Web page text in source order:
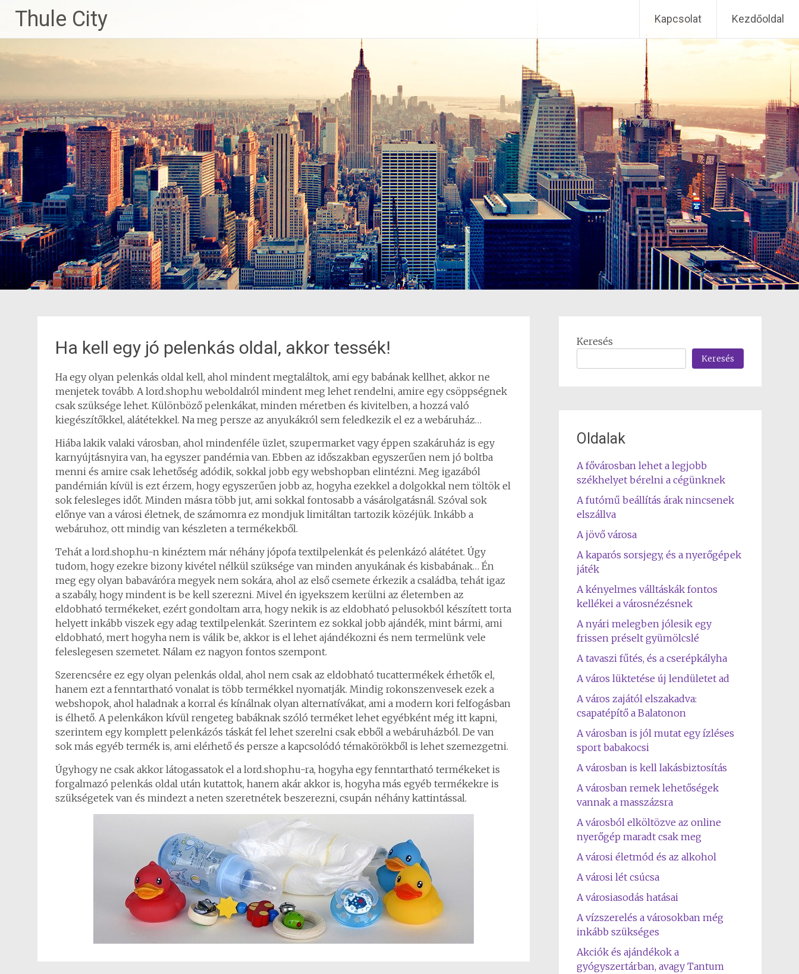
content
Thule City Kapcsolat Kezdőoldal
Ha kell egy jó pelenkás oldal, akkor tessék!
Ha egy olyan pelenkás oldal kell, ahol mindent megtaláltok, ami egy babának kellhet, akkor ne
menjetek tovább. A lord.shop.hu weboldalról mindent meg lehet rendelni, amire egy csöppségnek
csak szüksége lehet. Különböző pelenkákat, minden méretben és kivitelben, a hozzá való
kiegészítőkkel, alátétekkel. Na meg persze az anyukákról sem feledkezik el ez a webáruház…
Hiába lakik valaki városban, ahol mindenféle üzlet, szupermarket vagy éppen szakáruház is egy
karnyújtásnyira van, ha egyszer pandémia van. Ebben az időszakban egyszerűen nem jó boltba
menni és amire csak lehetőség adódik, sokkal jobb egy webshopban elintézni. Meg igazából
pandémián kívül is ezt érzem, hogy egyszerűen jobb az, hogyha ezekkel a dolgokkal nem töltök el
sok felesleges időt. Minden másra több jut, ami sokkal fontosabb a vásárolgatásnál. Szóval sok
előnye van a városi életnek, de számomra ez mondjuk limitáltan tartozik közéjük. Inkább a
webáruhoz, ott mindig van készleten a termékekből.
Tehát a lord.shop.hu-n kinéztem már néhány jópofa textilpelenkát és pelenkázó alátétet. Úgy
tudom, hogy ezekre bizony kivétel nélkül szüksége van minden anyukának és kisbabának… Én
meg egy olyan babaváróra megyek nem sokára, ahol az első csemete érkezik a családba, tehát igaz
a szabály, hogy mindent is be kell szerezni. Mivel én igyekszem kerülni az életemben az
eldobható termékeket, ezért gondoltam arra, hogy nekik is az eldobható pelusokból készített torta
helyett inkább viszek egy adag textilpelenkát. Szerintem ez sokkal jobb ajándék, mint bármi, ami
eldobható, mert hogyha nem is válik be, akkor is el lehet ajándékozni és nem termelünk vele
feleslegesen szemetet. Nálam ez nagyon fontos szempont.
Szerencsére ez egy olyan pelenkás oldal, ahol nem csak az eldobható tucattermékek érhetők el,
hanem ezt a fenntartható vonalat is több termékkel nyomatják. Mindig rokonszenvesek ezek a
webshopok, ahol haladnak a korral és kínálnak olyan alternatívákat, ami a modern kori felfogásban
is élhető. A pelenkákon kívül rengeteg babáknak szóló terméket lehet egyébként még itt kapni,
szerintem egy komplett pelenkázós táskát fel lehet szerelni csak ebből a webáruházból. De van
sok más egyéb termék is, ami elérhető és persze a kapcsolódó témakörökből is lehet szemezgetni.
Úgyhogy ne csak akkor látogassatok el a lord.shop.hu-ra, hogyha egy fenntartható termékeket is
forgalmazó pelenkás oldal után kutattok, hanem akár akkor is, hogyha más egyéb termékekre is
szükségetek van és mindezt a neten szeretnétek beszerezni, csupán néhány kattintással.
Keresés
Keresés
Oldalak
A fővárosban lehet a legjobb
székhelyet bérelni a cégünknek
A futómű beállítás árak nincsenek
elszállva
A jövő városa
A kaparós sorsjegy, és a nyerőgépek
játék
A kényelmes válltáskák fontos
kellékei a városnézésnek
A nyári melegben jólesik egy
frissen préselt gyümölcslé
A tavaszi fűtés, és a cserépkályha
A város lüktetése új lendületet ad
A város zajától elszakadva:
csapatépítő a Balatonon
A városban is jól mutat egy ízléses
sport babakocsi
A városban is kell lakásbiztosítás
A városban remek lehetőségek
vannak a masszázsra
A városból elköltözve az online
nyerőgép maradt csak meg
A városi életmód és az alkohol
A városi lét csúcsa
A városiasodás hatásai
A vízszerelés a városokban még
inkább szükséges
Akciók és ajándékok a
gyógyszertárban, avagy Tantum